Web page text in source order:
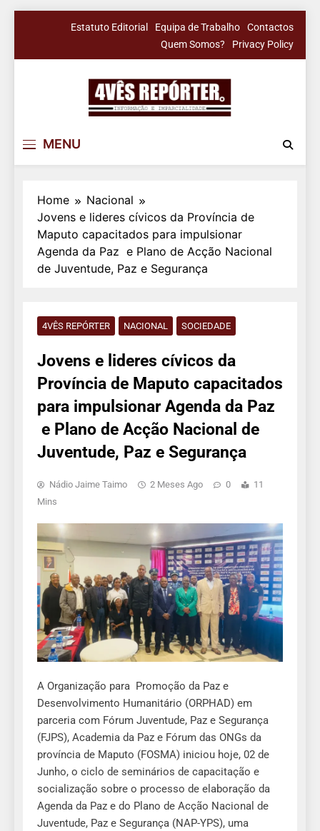
Estatuto Editorial Equipa de Trabalho
Contactos
Quem Somos?
Privacy Policy
MENU
Home
Nacional
Jovens e lideres cívicos da Província de
Maputo capacitados para impulsionar
Agenda da Paz e Plano de Acção Nacional
de Juventude, Paz e Segurança
4VÊS REPÓRTER NACIONAL SOCIEDADE
Jovens e lideres cívicos da
Província de Maputo capacitados
para impulsionar Agenda da Paz
e Plano de Acção Nacional de
Juventude, Paz e Segurança
Nádio Jaime Taimo 2 Meses Ago 0
11
Mins
A Organização para Promoção da Paz e
Desenvolvimento Humanitário (ORPHAD) em
parceria com Fórum Juventude, Paz e Segurança
(FJPS), Academia da Paz e Fórum das ONGs da
província de Maputo (FOSMA) iniciou hoje, 02 de
Junho, o ciclo de seminários de capacitação e
socialização sobre o processo de elaboração da
Agenda da Paz e do Plano de Acção Nacional de
Juventude, Paz e Segurança (NAP-YPS), uma